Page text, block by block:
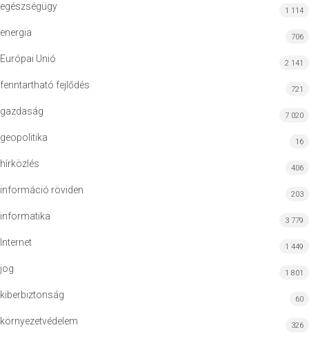
egészségügy 1 114
energia 706
Európai Unió 2 141
fenntartható fejlődés 721
gazdaság 7 020
geopolitika 16
hírközlés 406
információ röviden 203
informatika 3 779
Internet 1 449
jog 1 801
kiberbiztonság 60
környezetvédelem 326